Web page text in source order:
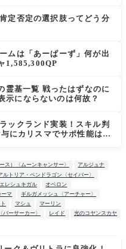
定否定の選択肢ってどう分
ムは「あーぱーず」何が出
1,585,300QP
霊基一覧 戦ったはずなのに
示にならないのは何故？
ックランド実装！スキル判
にカリスマでサポ性能は高
ス）〈ムーンキャンサー〉
アルジュナ
ルトリア・ペンドラゴン〈セイバー〉
エレシュキガル
オベロン
ーマ
ギルガメッシュ〈アーチャー〉
マシュ
マーリン
バーサーカー〉 レイド
光のコヤンスカヤ